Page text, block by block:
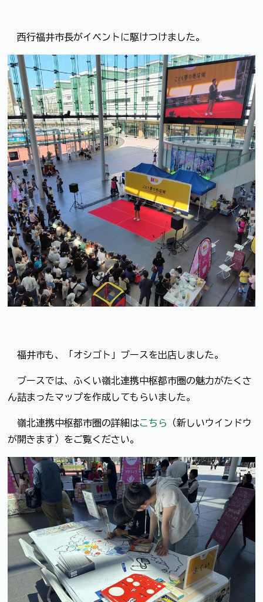
西行福井市長がイベントに駆けつけました。
福井市も、「オシゴト」ブースを出店しました。
ブースでは、ふくい嶺北連携中枢都市圏の魅力がたくさ
ん詰まったマップを作成してもらいました。
嶺北連携中枢都市圏の詳細はこちら
（新しいウインドウ
が開きます）をご覧ください。